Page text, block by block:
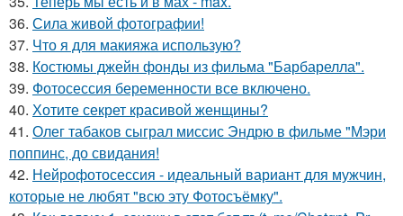
36. Сила живой фотографии!
37. Что я для макияжа использую?
38. Костюмы джейн фонды из фильма "Барбарелла".
39. Фотосессия беременности все включено.
40. Хотите секрет красивой женщины?
41. Олег табаков сыграл миссис Эндрю в фильме "Мэри
поппинс, до свидания!
42. Нейрофотосессия - идеальный вариант для мужчин,
которые не любят "всю эту Фотосъёмку".